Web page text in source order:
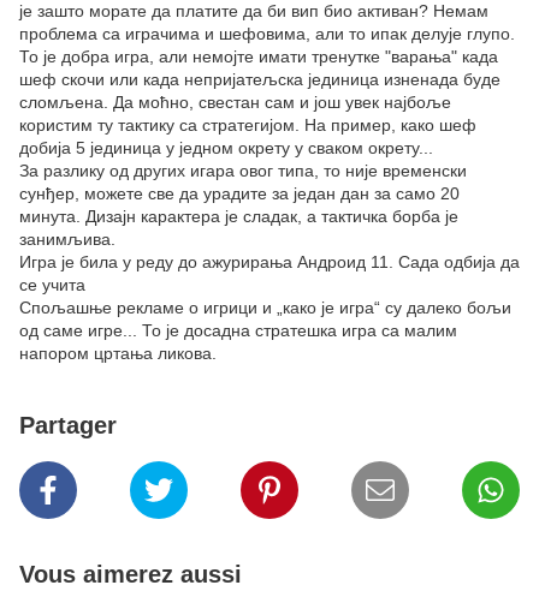
је зашто морате да платите да би вип био активан? Немам
проблема са играчима и шефовима, али то ипак делује глупо.
То је добра игра, али немојте имати тренутке "варања" када
шеф скочи или када непријатељска јединица изненада буде
сломљена. Да моћно, свестан сам и још увек најбоље
користим ту тактику са стратегијом. На пример, како шеф
добија 5 јединица у једном окрету у сваком окрету...
За разлику од других игара овог типа, то није временски
сунђер, можете све да урадите за један дан за само 20
минута. Дизајн карактера је сладак, а тактичка борба је
занимљива.
Игра је била у реду до ажурирања Андроид 11. Сада одбија да
се учита
Спољашње рекламе о игрици и „како је игра“ су далеко бољи
од саме игре... То је досадна стратешка игра са малим
напором цртања ликова.
Partager
Vous aimerez aussi